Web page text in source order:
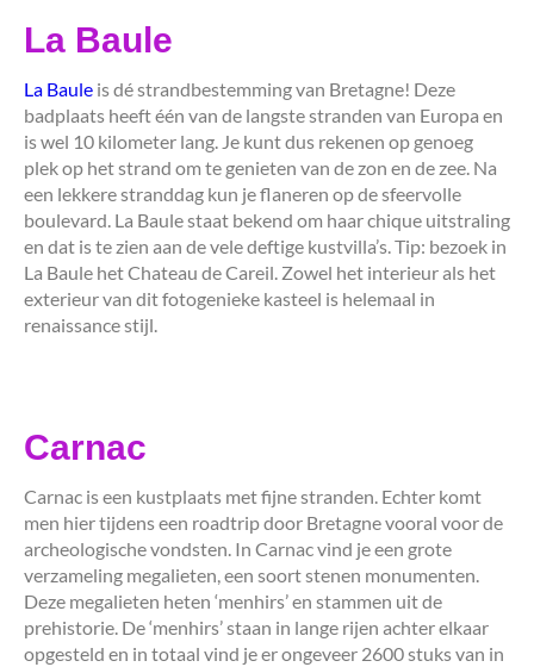
La Baule
La Baule is dé strandbestemming van Bretagne! Deze
badplaats heeft één van de langste stranden van Europa en
is wel 10 kilometer lang. Je kunt dus rekenen op genoeg
plek op het strand om te genieten van de zon en de zee. Na
een lekkere stranddag kun je flaneren op de sfeervolle
boulevard. La Baule staat bekend om haar chique uitstraling
en dat is te zien aan de vele deftige kustvilla’s. Tip: bezoek in
La Baule het Chateau de Careil. Zowel het interieur als het
exterieur van dit fotogenieke kasteel is helemaal in
renaissance stijl.
Carnac
Carnac is een kustplaats met fijne stranden. Echter komt
men hier tijdens een roadtrip door Bretagne vooral voor de
archeologische vondsten. In Carnac vind je een grote
verzameling megalieten, een soort stenen monumenten.
Deze megalieten heten ‘menhirs’ en stammen uit de
prehistorie. De ‘menhirs’ staan in lange rijen achter elkaar
opgesteld en in totaal vind je er ongeveer 2600 stuks van in